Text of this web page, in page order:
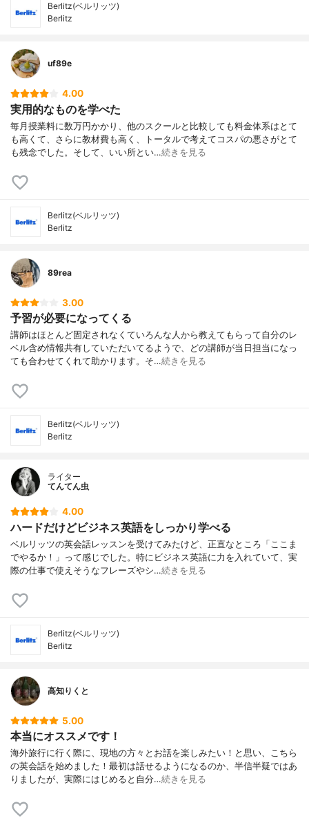
Berlitz(ベルリッツ)
Berlitz
uf89e
4.00
実用的なものを学べた
毎月授業料に数万円かかり、他のスクールと比較しても料金体系はとて
も高くて、さらに教材費も高く、トータルで考えてコスパの悪さがとて
も残念でした。そして、いい所とい…続きを見る
Berlitz(ベルリッツ)
Berlitz
89rea
3.00
予習が必要になってくる
講師はほとんど固定されなくていろんな人から教えてもらって自分のレ
ベル含め情報共有していただいてるようで、どの講師が当日担当になっ
ても合わせてくれて助かります。そ…続きを見る
Berlitz(ベルリッツ)
Berlitz
ライター
てんてん虫
4.00
ハードだけどビジネス英語をしっかり学べる
ベルリッツの英会話レッスンを受けてみたけど、正直なところ「ここま
でやるか！」って感じでした。特にビジネス英語に力を入れていて、実
際の仕事で使えそうなフレーズやシ…続きを見る
Berlitz(ベルリッツ)
Berlitz
高知りくと
5.00
本当にオススメです！
海外旅行に行く際に、現地の方々とお話を楽しみたい！と思い、こちら
の英会話を始めました！最初は話せるようになるのか、半信半疑ではあ
りましたが、実際にはじめると自分…続きを見る